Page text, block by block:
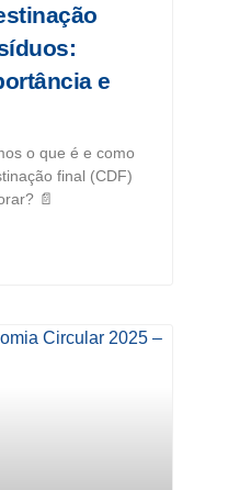
e
o que é e como
final (CDF)
📄